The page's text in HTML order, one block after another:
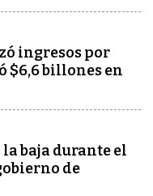
ingresos por
$6,6 billones en
la baja durante el
de